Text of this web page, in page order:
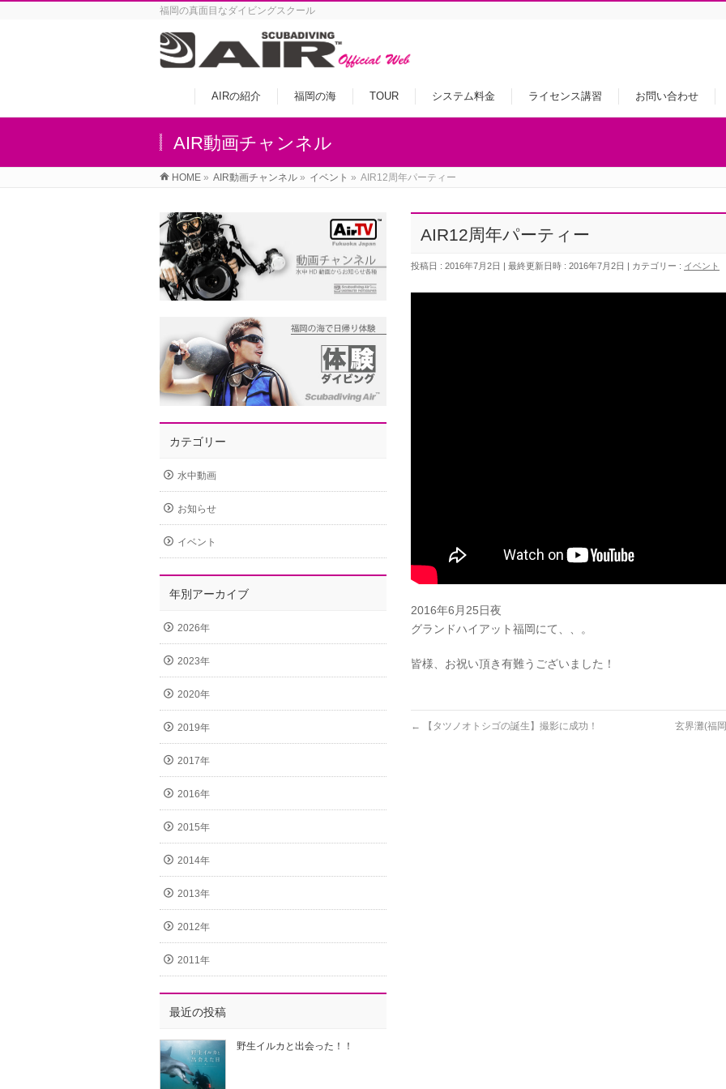
福岡の真面目なダイビングスクール
AIRの紹介 福岡の海 TOUR システム料金 ライセンス講習 お問い合わせ
AIR動画チャンネル
HOME » AIR動画チャンネル » イベント » AIR12周年パーティー
AIR12周年パーティー
投稿日 : 2016年7月2日 最終更新日時 : 2016年7月2日 カテゴリー : イベント
2016年6月25日夜
グランドハイアット福岡にて、、。
皆様、お祝い頂き有難うございました！
← 【タツノオトシゴの誕生】撮影に成功！ 玄界灘(福
カテゴリー
水中動画
お知らせ
イベント
年別アーカイブ
2026年
2023年
2020年
2019年
2017年
2016年
2015年
2014年
2013年
2012年
2011年
最近の投稿
野生イルカと出会った！！